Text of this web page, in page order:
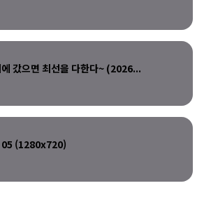
갔으면 최선을 다한다~ (2026...
05 (1280x720)